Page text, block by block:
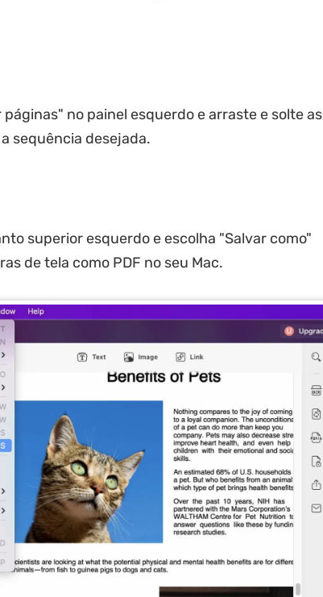
no painel esquerdo e arraste e solte as
sequência desejada.
superior esquerdo e escolha "Salvar como"
de tela como PDF no seu Mac.